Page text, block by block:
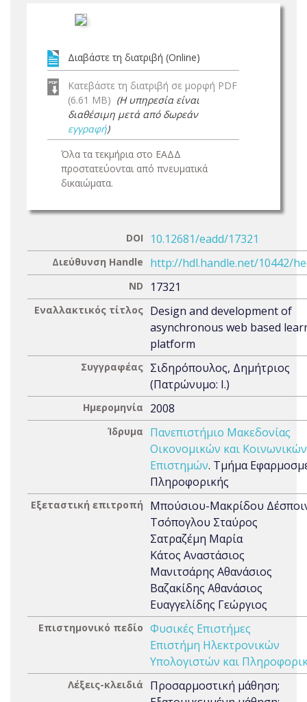
Διαβάστε τη διατριβή (Online)
Κατεβάστε τη διατριβή σε μορφή PDF
(6.61 MB) (Η υπηρεσία είναι
διαθέσιμη μετά από δωρεάν
εγγραφή)
Όλα τα τεκμήρια στο ΕΑΔΔ
προστατεύονται από πνευματικά
δικαιώματα.
DOI 10.12681/eadd/17321
Διεύθυνση Handle http://hdl.handle.net/10442/
ND 17321
Εναλλακτικός τίτλος Design and development of
asynchronous web based
platform
Συγγραφέας Σιδηρόπουλος, Δημήτριος
(Πατρώνυμο: Ι.)
Ημερομηνία 2008
Ίδρυμα
Πανεπιστήμιο Μακεδονίας
Οικονομικών και Κοινωνικών
Επιστημών. Τμήμα
Πληροφορικής
Εξεταστική επιτροπή
Μπούσιου-Μακρίδου
Τσόπογλου Σταύρος
Σατραζέμη Μαρία
Κάτος Αναστάσιος
Μανιτσάρης Αθανάσιος
Βαζακίδης Αθανάσιος
Ευαγγελίδης Γεώργιος
Επιστημονικό πεδίο Φυσικές Επιστήμες
Επιστήμη Ηλεκτρονικών
Υπολογιστών και
Λέξεις-κλειδιά
Προσαρμοστική μάθηση;